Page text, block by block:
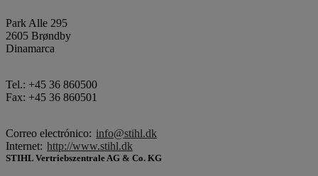
Park Alle 295
2605 Brøndby
Dinamarca
Tel.: +45 36 860500
Fax: +45 36 860501
Correo electrónico: info@stihl.dk
Internet: http://www.stihl.dk
STIHL Vertriebszentrale AG & Co. KG